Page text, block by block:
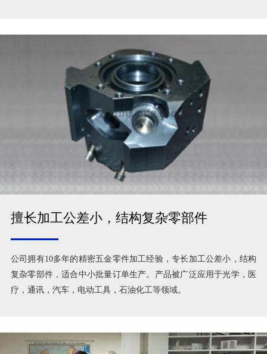
擅长加工公差小，结构复杂零部件
公司拥有10多年的精密五金零件加工经验，专长加工公差小，结构
复杂零部件，适合中小批量订单生产。产品被广泛应用于光学，医
疗，通讯，汽车，电动工具，石油化工等领域。